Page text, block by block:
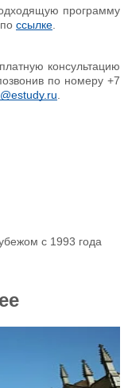
программу
ссылке
консультацию
по номеру +7
с 1993 года